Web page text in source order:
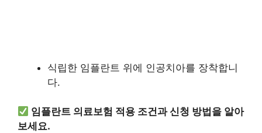
식립한 임플란트 위에 인공치아를 장착합니
다.
임플란트 의료보험 적용 조건과 신청 방법을 알아
보세요.